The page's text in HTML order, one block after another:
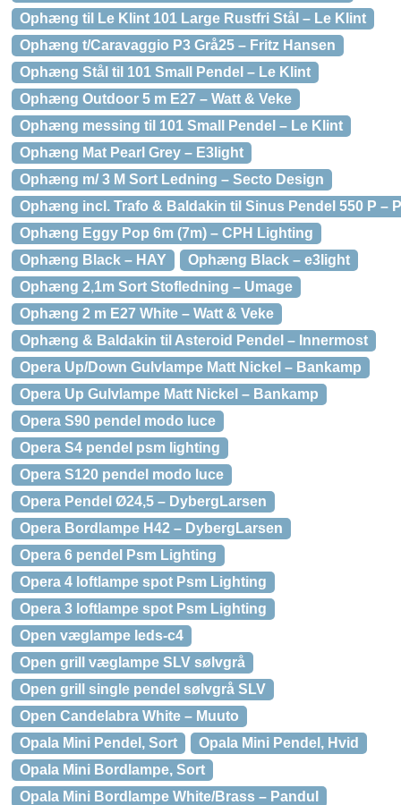
Ophæng til Le Klint 101 Large Rustfri Stål – Le Klint
Ophæng t/Caravaggio P3 Grå25 – Fritz Hansen
Ophæng Stål til 101 Small Pendel – Le Klint
Ophæng Outdoor 5 m E27 – Watt & Veke
Ophæng messing til 101 Small Pendel – Le Klint
Ophæng Mat Pearl Grey – E3light
Ophæng m/ 3 M Sort Ledning – Secto Design
Ophæng incl. Trafo & Baldakin til Sinus Pendel 550 P –
Ophæng Eggy Pop 6m (7m) – CPH Lighting
Ophæng Black – HAY
Ophæng Black – e3light
Ophæng 2,1m Sort Stofledning – Umage
Ophæng 2 m E27 White – Watt & Veke
Ophæng & Baldakin til Asteroid Pendel – Innermost
Opera Up/Down Gulvlampe Matt Nickel – Bankamp
Opera Up Gulvlampe Matt Nickel – Bankamp
Opera S90 pendel modo luce
Opera S4 pendel psm lighting
Opera S120 pendel modo luce
Opera Pendel Ø24,5 – DybergLarsen
Opera Bordlampe H42 – DybergLarsen
Opera 6 pendel Psm Lighting
Opera 4 loftlampe spot Psm Lighting
Opera 3 loftlampe spot Psm Lighting
Open væglampe leds-c4
Open grill væglampe SLV sølvgrå
Open grill single pendel sølvgrå SLV
Open Candelabra White – Muuto
Opala Mini Pendel, Sort
Opala Mini Pendel, Hvid
Opala Mini Bordlampe, Sort
Opala Mini Bordlampe White/Brass – Pandul